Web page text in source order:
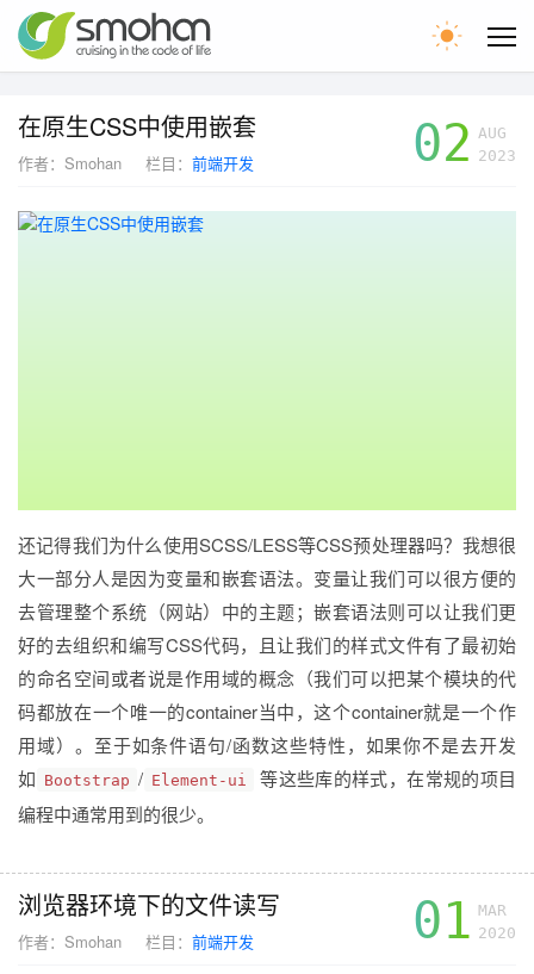
首页
在原生CSS中使用嵌套
作者： Smohan 栏目： 前端开发 02 AUG
2023
还记得我们为什么使用SCSS/LESS等CSS预处理器吗？我想很
大一部分人是因为变量和嵌套语法。变量让我们可以很方便的
去管理整个系统（网站）中的主题；嵌套语法则可以让我们更
好的去组织和编写CSS代码，且让我们的样式文件有了最初始
的命名空间或者说是作用域的概念（我们可以把某个模块的代
码都放在一个唯一的container当中，这个container就是一个作
用域）。至于如条件语句/函数这些特性，如果你不是去开发
如 Bootstrap / Element-ui
等这些库的样式，在常规的项目
编程中通常用到的很少。
浏览器环境下的文件读写
作者： Smohan 栏目： 前端开发 01 MAR
2020